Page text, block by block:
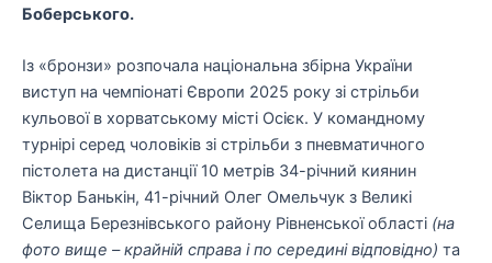
Боберського.
Із «бронзи» розпочала національна збірна України
виступ на чемпіонаті Європи 2025 року зі стрільби
кульової в хорватському місті Осієк. У командному
турнірі серед чоловіків зі стрільби з пневматичного
пістолета на дистанції 10 метрів 34-річний киянин
Віктор Банькін, 41-річний Олег Омельчук з Великі
Селища Березнівського району Рівненської області (на
фото вище – крайній справа і по середині відповідно) та